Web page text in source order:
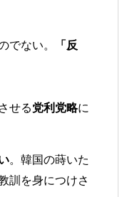
でない。
「反
せる党利党略に
。韓国の蒔いた
訓を身につけさ